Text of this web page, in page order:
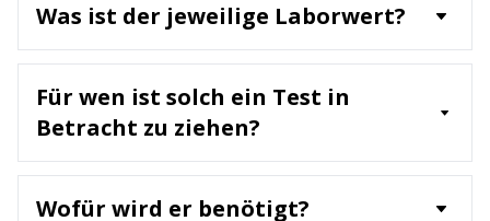
Was ist der jeweilige Laborwert?
Ferritin ist ein Protein, das Eisen speichert, und
dient als wichtiger Marker für die Eisenreserven
des Körpers. Der Laborwert misst die
Konzentration von Ferritin im Blut und wird oft
Eisenüberladungen zu diagnostizieren.
Für wen ist solch ein Test in
Betracht zu ziehen?
Ein Ferritin-Test wird empfohlen für:
Personen mit Symptomen wie Müdigkeit, Blässe
oder Atemnot (Hinweis auf Eisenmangelanämie)
Wofür wird er benötigt?